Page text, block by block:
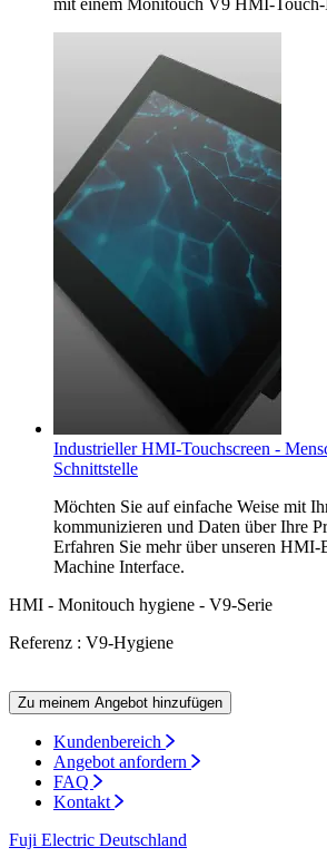
mit einem Monitouch V9 HMI-Touch-
Industrieller HMI-Touchscreen -
Schnittstelle
Möchten Sie auf einfache Weise mit
kommunizieren und Daten über Ihre
Erfahren Sie mehr über unseren
Machine Interface.
HMI - Monitouch hygiene - V9-Serie
Referenz : V9-Hygiene
Zu meinem Angebot hinzufügen
Kundenbereich
Angebot anfordern
FAQ
Kontakt
Fuji Electric Deutschland